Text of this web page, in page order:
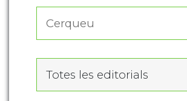
Totes les editorials